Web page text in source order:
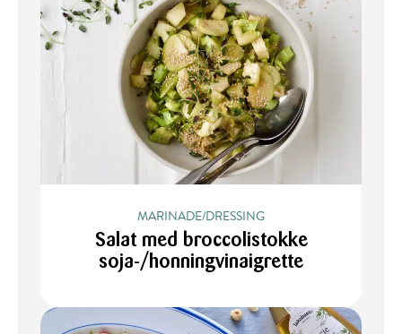
MARINADE/DRESSING
Salat med broccolistokke
soja-/honningvinaigrette